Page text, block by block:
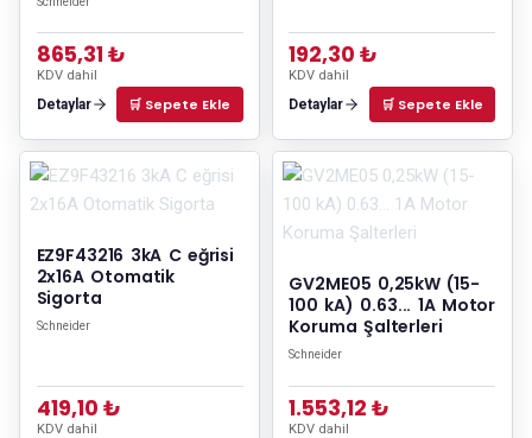
865,31 ₺
KDV dahil
Detaylar 🛒 Sepete Ekle
192,30 ₺
KDV dahil
Detaylar 🛒 Sepete Ekle
EZ9F43216 3kA C eğrisi
2x16A Otomatik
Sigorta
Schneider
419,10 ₺
KDV dahil
GV2ME05 0,25kW (15-
100 kA) 0.63... 1A Motor
Koruma Şalterleri
Schneider
1.553,12 ₺
KDV dahil